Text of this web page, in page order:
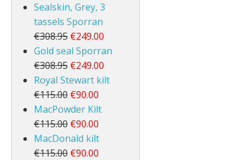
Sealskin, Grey, 3
tassels Sporran
€308.95 €249.00
Gold seal Sporran
€308.95 €249.00
Royal Stewart kilt
€115.00 €90.00
MacPowder Kilt
€115.00 €90.00
MacDonald kilt
€115.00 €90.00